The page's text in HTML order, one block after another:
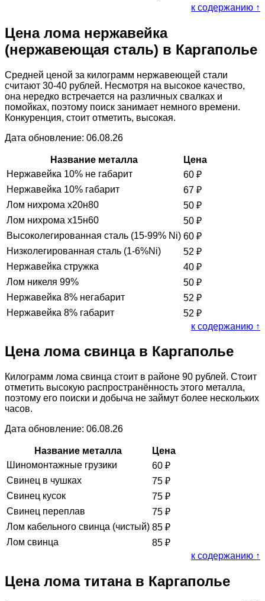
к содержанию ↑
Цена лома нержавейка
(нержавеющая сталь) в Каргаполье
Средней ценой за килограмм нержавеющей стали
считают 30-40 рублей. Несмотря на высокое качество,
она нередко встречается на различных свалках и
помойках, поэтому поиск занимает немного времени.
Конкуренция, стоит отметить, высокая.
Дата обновление: 06.08.26
Название металла
Цена
Нержавейка 10% не габарит
60 ₽
Нержавейка 10% габарит
67 ₽
Лом нихрома х20н80
50 ₽
Лом нихрома х15н60
50 ₽
Высоколегированная сталь (15-99% Ni) 60 ₽
Низколегированная сталь (1-6%Ni)
52 ₽
Нержавейка стружка
40 ₽
Лом никеля 99%
50 ₽
Нержавейка 8% негабарит
52 ₽
Нержавейка 8% габарит
52 ₽
к содержанию ↑
Цена лома свинца в Каргаполье
Килограмм лома свинца стоит в районе 90 рублей. Стоит
отметить высокую распространённость этого металла,
поэтому его поиски и добыча не займут более нескольких
часов.
Дата обновление: 06.08.26
Название металла
Цена
Шиномонтажные грузики
60 ₽
Свинец в чушках
75 ₽
Свинец кусок
75 ₽
Свинец переплав
75 ₽
Лом кабельного свинца (чистый) 85 ₽
Лом свинца
85 ₽
к содержанию ↑
Цена лома титана в Каргаполье